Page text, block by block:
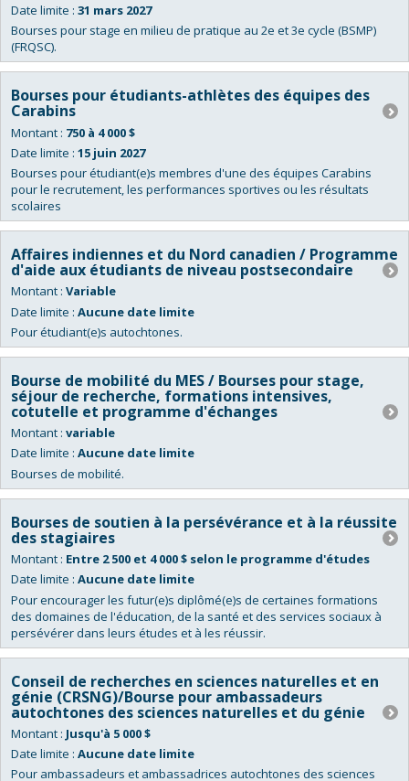
Date limite : 31 mars 2027
Bourses pour stage en milieu de pratique au 2e et 3e cycle (BSMP)
(FRQSC).
Bourses pour étudiants-athlètes des équipes des
Carabins
Montant : 750 à 4 000 $
Date limite : 15 juin 2027
Bourses pour étudiant(e)s membres d'une des équipes Carabins
pour le recrutement, les performances sportives ou les résultats
scolaires
Affaires indiennes et du Nord canadien / Programme
d'aide aux étudiants de niveau postsecondaire
Montant : Variable
Date limite : Aucune date limite
Pour étudiant(e)s autochtones.
Bourse de mobilité du MES / Bourses pour stage,
séjour de recherche, formations intensives,
cotutelle et programme d'échanges
Montant : variable
Date limite : Aucune date limite
Bourses de mobilité.
Bourses de soutien à la persévérance et à la réussite
des stagiaires
Montant : Entre 2 500 et 4 000 $ selon le programme d'études
Date limite : Aucune date limite
Pour encourager les futur(e)s diplômé(e)s de certaines formations
des domaines de l'éducation, de la santé et des services sociaux à
persévérer dans leurs études et à les réussir.
Conseil de recherches en sciences naturelles et en
génie (CRSNG)/Bourse pour ambassadeurs
autochtones des sciences naturelles et du génie
Montant : Jusqu'à 5 000 $
Date limite : Aucune date limite
Pour ambassadeurs et ambassadrices autochtones des sciences